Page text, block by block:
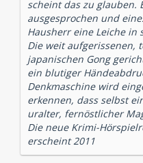
scheint das zu glauben.
ausgesprochen und
Hausherr eine Leiche in
Die weit aufgerissenen,
japanischen Gong
ein blutiger
Denkmaschine wird
erkennen, dass selbst
uralter, fernöstlicher
Die neue Krimi-
erscheint 2011